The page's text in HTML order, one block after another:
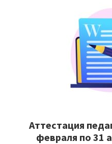
Аттестация
февраля по 31